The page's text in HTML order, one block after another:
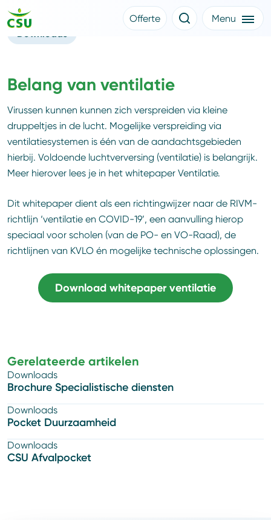
Meer CSU
Over CSU
Werken bij CSU
CSU Login
Offerte Menu
Whitepaper Ventilatie
Downloads
Belang van ventilatie
Virussen kunnen kunnen zich verspreiden via kleine
druppeltjes in de lucht. Mogelijke verspreiding via
ventilatiesystemen is één van de aandachtsgebieden
hierbij. Voldoende luchtverversing (ventilatie) is belangrijk.
Meer hierover lees je in het whitepaper Ventilatie.
Dit whitepaper dient als een richtingwijzer naar de RIVM-
richtlijn ‘ventilatie en COVID-19’, een aanvulling hierop
speciaal voor scholen (van de PO- en VO-Raad), de
richtlijnen van KVLO én mogelijke technische oplossingen.
Download whitepaper ventilatie(opent
in
Gerelateerde artikelen
Downloads
Brochure Specialistische diensten
Downloads
Pocket Duurzaamheid
Downloads
CSU Afvalpocket